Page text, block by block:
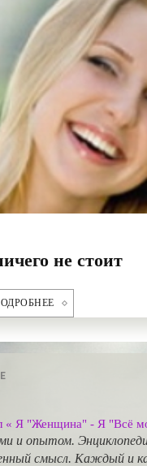
Мамины
« Я "Женщина" - Я "Всё
и опытом.
смысл. Каждый и